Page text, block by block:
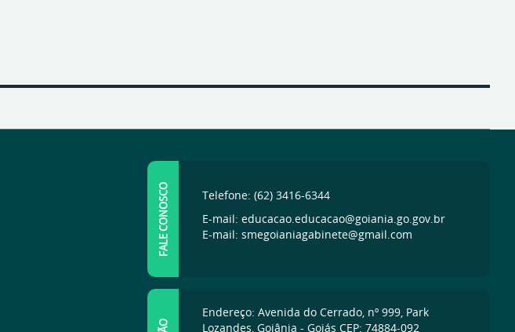
FALE CONOSCO
Telefone: (62) 3416-6344
E-mail: educacao.educacao@goiania.go.gov.br
E-mail: smegoianiagabinete@gmail.com
Endereço: Avenida do Cerrado, nº 999, Park
Lozandes, Goiânia - Goiás CEP: 74884-092